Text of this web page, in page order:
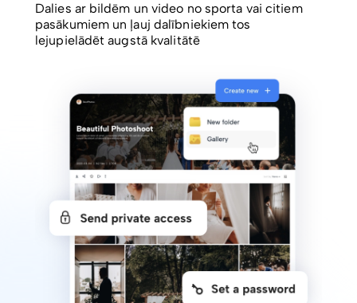
Dalies ar bildēm un video no sporta vai citiem
pasākumiem un ļauj dalībniekiem tos
lejupielādēt augstā kvalitātē